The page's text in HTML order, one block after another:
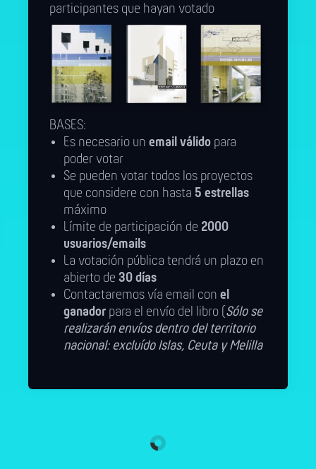
participantes que hayan votado
BASES:
Es necesario un email válido para
poder votar
Se pueden votar todos los proyectos
que considere con hasta 5 estrellas
máximo
Límite de participación de 2000
usuarios/emails
La votación pública tendrá un plazo en
abierto de 30 días
Contactaremos vía email con el
ganador para el envío del libro ( Sólo se
realizarán envíos dentro del territorio
nacional: excluído Islas, Ceuta y Melilla